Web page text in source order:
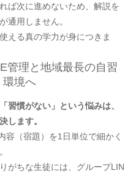
ば次に進めないため、解説を
通用しません。
える真の学力が身につきま
管理と地域最長の自習
環境へ
習慣がない」という悩みは、
します。
容（宿題）を1日単位で細かく
がちな生徒には、グループLIN